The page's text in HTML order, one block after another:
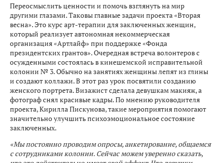
Переосмыслить ценности и помочь взглянуть на мир
другими глазами. Таковы главные задачи проекта «Вторая
весна». Это курс арт-терапии для заключенных женщин,
который реализует автономная некоммерческая
организация «Артлайф» при поддержке «Фонда
президентских грантов». Очередная встреча волонтеров с
осужденными состоялась в кинешемской исправительной
колонии № 3. Обычно на занятиях женщины лепят из глины
и создают коллажи. В этот раз урок посвятили созданию
женского портрета. Визажист сделала девушкам макияж, а
фотограф снял красивые кадры. По мнению руководителя
проекта, Кирилла Пискунова, такие мероприятия помогают
значительно улучшить психоэмоциональное состояние
заключенных.
«Мы постоянно проводим опросы, анкетирование, общаемся
с сотрудниками колонии. Сейчас можем уверенно сказать,